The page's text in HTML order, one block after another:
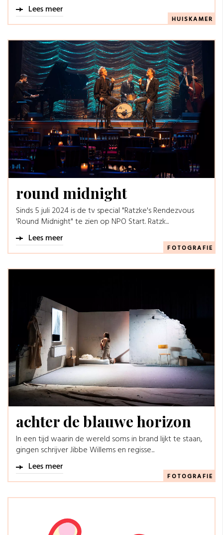
Lees meer
HUISKAMER
round midnight
Sinds 5 juli 2024 is de tv special "Ratzke's Rendezvous
'Round Midnight" te zien op NPO Start. Ratzk...
Lees meer
FOTOGRAFIE
achter de blauwe horizon
In een tijd waarin de wereld soms in brand lijkt te staan,
gingen schrijver Jibbe Willems en regisse...
Lees meer
FOTOGRAFIE